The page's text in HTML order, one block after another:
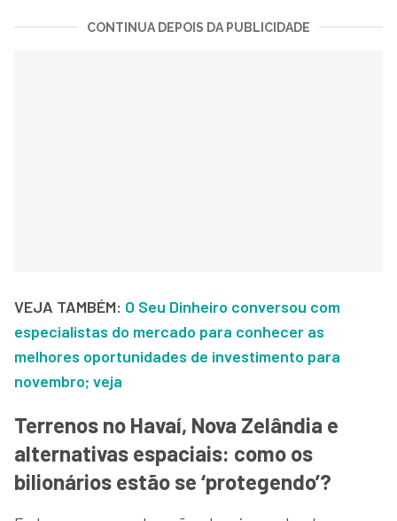
CONTINUA DEPOIS DA PUBLICIDADE
VEJA TAMBÉM: O Seu Dinheiro conversou com
especialistas do mercado para conhecer as
melhores oportunidades de investimento para
novembro; veja
Terrenos no Havaí, Nova Zelândia e
alternativas espaciais: como os
bilionários estão se ‘protegendo’?